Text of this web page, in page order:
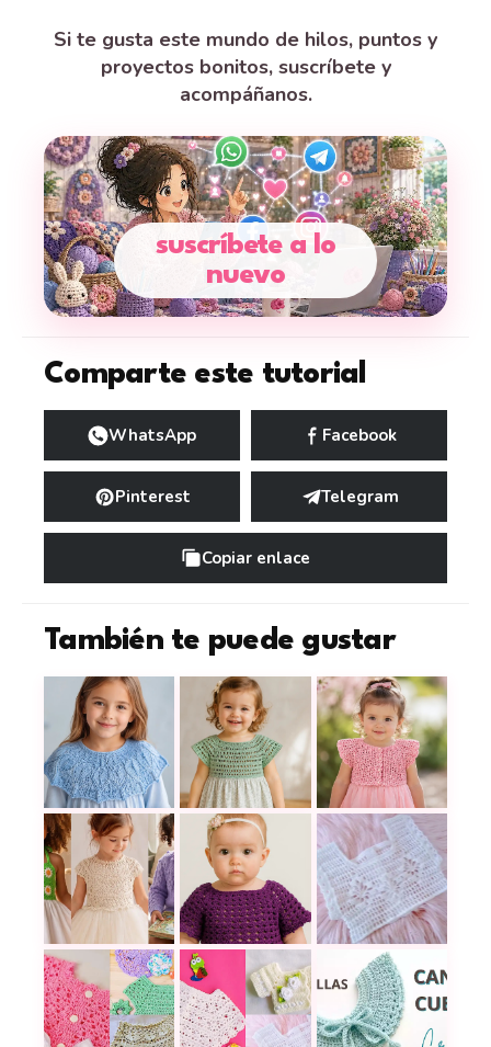
Si te gusta este mundo de hilos, puntos y
proyectos bonitos, suscríbete y
acompáñanos.
suscríbete a lo
nuevo
Comparte este tutorial
WhatsApp Facebook
Pinterest Telegram
Copiar enlace
También te puede gustar
El canesú a dos agujas que transforma tus
El canesú menta a crochet que
Aprende a tejer un
24 canesús tejidos para vestidos, blusas y
Blusa de Vestido para Bebé a
Cómo tejer un